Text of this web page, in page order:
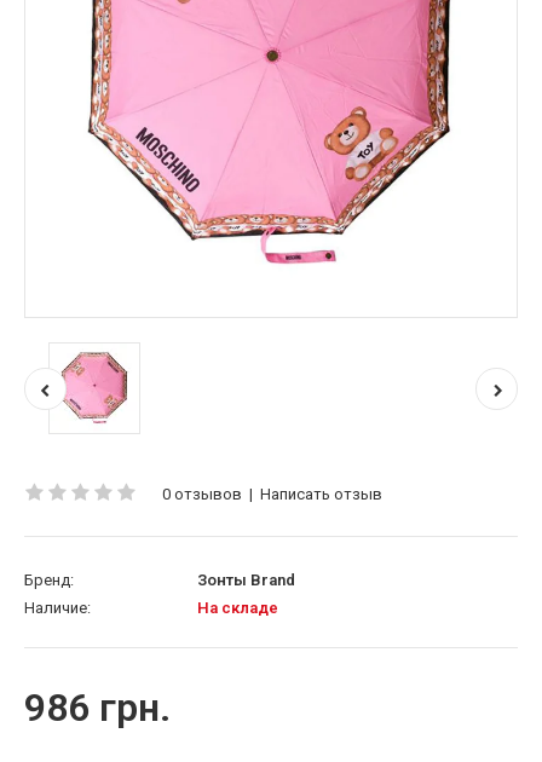
0 отзывов | Написать отзыв
Бренд:
Зонты Brand
Наличие:
На складе
986 грн.